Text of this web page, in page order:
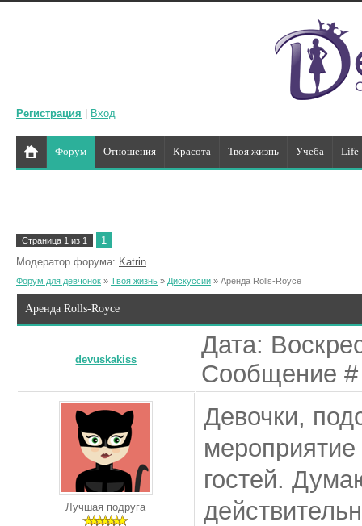
Регистрация Вход
Форум Отношения Красота Твоя жизнь Учеба
Страница 1 из 1
1
Модератор форума: Katrin
Форум для девчонок » Твоя жизнь » Дискуссии » Аренда Rolls-Royce
Аренда Rolls-Royce
devuskakiss
Дата:
Сообщение
Лучшая подруга
Девочки,
мероприятие
гостей.